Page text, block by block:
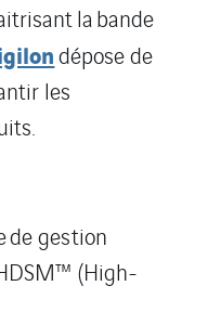
labande
dépose de
les
de gestion
(High-